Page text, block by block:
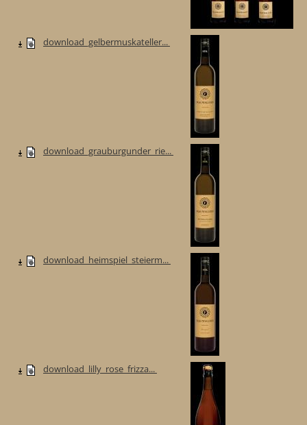
download_gelbermuskateller...
download_grauburgunder_rie...
download_heimspiel_steierm...
download_lilly_rose_frizza...